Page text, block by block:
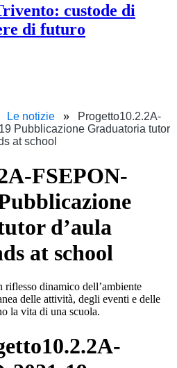
custode di
di futuro
Le notizie
Progetto10.2.2A-
Pubblicazione Graduatoria tutor
at school
FSEPON-
d’aula
at school
dinamico dell’ambiente
delle attività, degli eventi e delle
la vita di una scuola.